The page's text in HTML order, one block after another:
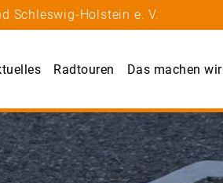
Schleswig-Holstein e. V.
Radtouren Das machen wir